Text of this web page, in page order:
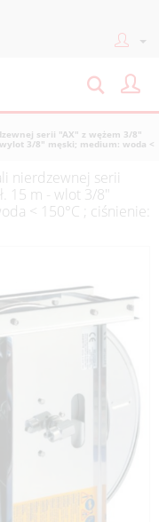
serii "AX" z wężem 3/8"
3/8" męski; medium: woda <
nierdzewnej serii
15 m - wlot 3/8"
< 150°C ; ciśnienie: